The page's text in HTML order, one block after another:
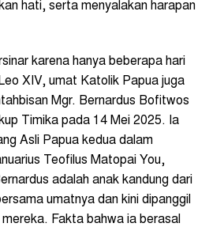
hati, serta menyalakan harapan
karena hanya beberapa hari
XIV, umat Katolik Papua juga
Mgr. Bernardus Bofitwos
Timika pada 14 Mei 2025. Ia
Asli Papua kedua dalam
Teofilus Matopai You,
adalah anak kandung dari
umatnya dan kini dipanggil
Fakta bahwa ia berasal